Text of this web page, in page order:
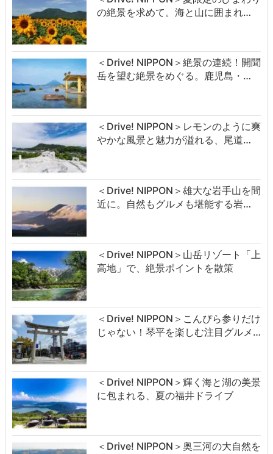
の絶景を求めて。海と山に囲まれ…
＜Drive! NIPPON＞絶景の連続！開聞
岳を望む絶景をめぐる。鹿児島・…
＜Drive! NIPPON＞レモンのように爽
やかな風景と魅力が溢れる、尾道…
＜Drive! NIPPON＞雄大な岩手山を間
近に。自然もグルメも堪能する岩…
＜Drive! NIPPON＞山岳リゾート「上
高地」で、絶景ポイントを散策
＜Drive! NIPPON＞こんぴら参りだけ
じゃない！琴平を楽しむ注目グルメ…
＜Drive! NIPPON＞輝く海と湖の美景
に包まれる、夏の福井ドライブ
＜Drive! NIPPON＞奥三河の大自然を